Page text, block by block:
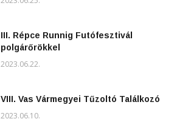
III. Répce Runnig Futófesztivál
polgárőrökkel
2023.06.22.
VIII. Vas Vármegyei Tűzoltó Találkozó
2023.06.10.